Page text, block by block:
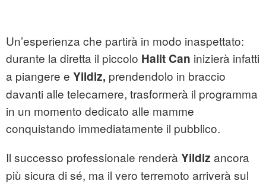
Un’esperienza che partirà in modo inaspettato:
durante la diretta il piccolo Halit Can inizierà infatti
a piangere e Yildiz, prendendolo in braccio
davanti alle telecamere, trasformerà il programma
in un momento dedicato alle mamme
conquistando immediatamente il pubblico.
Il successo professionale renderà Yildiz ancora
più sicura di sé, ma il vero terremoto arriverà sul